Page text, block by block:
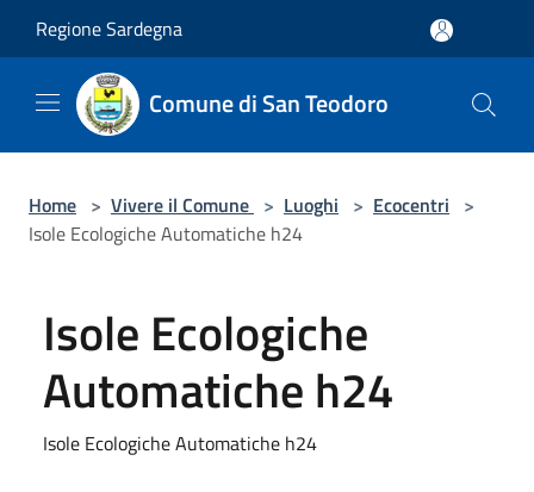
Regione Sardegna
Comune di San Teodoro
Home > Vivere il Comune > Luoghi > Ecocentri >
Isole Ecologiche Automatiche h24
Isole Ecologiche
Automatiche h24
Isole Ecologiche Automatiche h24